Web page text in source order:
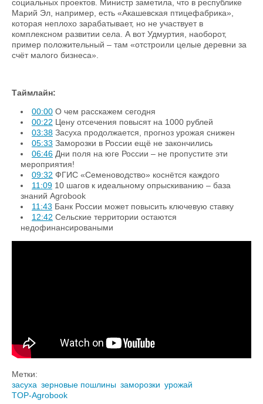
социальных проектов. Министр заметила, что в республике
Марий Эл, например, есть «Акашевская птицефабрика»,
которая неплохо зарабатывает, но не участвует в
комплексном развитии села. А вот Удмуртия, наоборот,
пример положительный – там «отстроили целые деревни за
счёт малого бизнеса».
Таймлайн:
00:00 О чем расскажем сегодня
00:22 Цену отсечения повысят на 1000 рублей
03:38 Засуха продолжается, прогноз урожая снижен
05:33 Заморозки в России ещё не закончились
06:46 Дни поля на юге России – не пропустите эти
мероприятия!
09:32 ФГИС «Семеноводство» коснётся каждого
11:09 10 шагов к идеальному опрыскиванию – база
знаний Agrobook
11:43 Банк России может повысить ключевую ставку
12:42 Сельские территории остаются
недофинансироваными
Метки:
засуха зерновые пошлины заморозки урожай
TOP-Agrobook